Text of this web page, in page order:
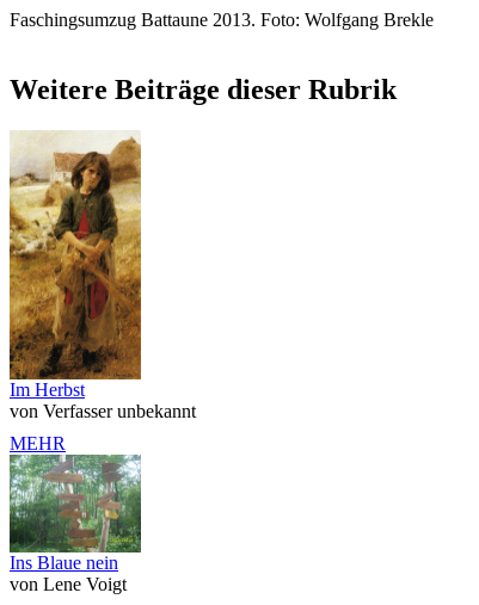
Faschingsumzug Battaune 2013. Foto: Wolfgang Brekle
Weitere Beiträge dieser Rubrik
Im Herbst
von Verfasser unbekannt
MEHR
Ins Blaue nein
von Lene Voigt